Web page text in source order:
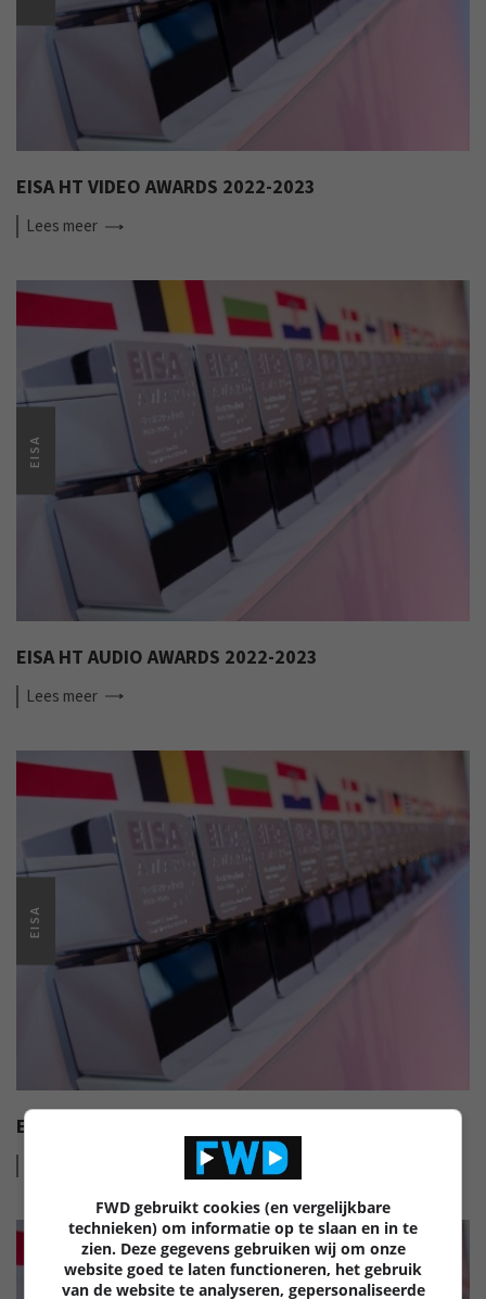
EISA HT VIDEO AWARDS 2022-2023
Lees meer
EISA
EISA HT AUDIO AWARDS 2022-2023
Lees meer
EISA
EISA HI-FI AWARDS 2022-2023
FWD gebruikt cookies (en vergelijkbare
technieken) om informatie op te slaan en in te
zien. Deze gegevens gebruiken wij om onze
website goed te laten functioneren, het gebruik
van de website te analyseren, gepersonaliseerde